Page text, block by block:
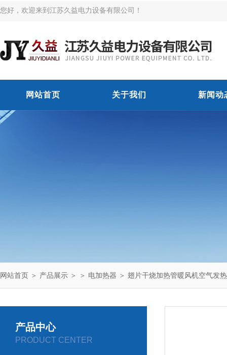
您好，欢迎来到江苏久益电力设备有限公司！
网站首页 关于我们 新闻动
网站首页 ＞ 产品展示 ＞ ＞ 电加热器 ＞ 翅片干烧加热管暖风机空气发
产品中心
PRODUCT CENTER